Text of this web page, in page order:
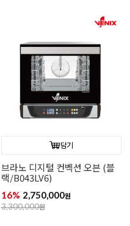
담기
브라노 디지털 컨벡션 오븐 (블
랙/B043LV6)
16% 2,750,000원
3,300,000원